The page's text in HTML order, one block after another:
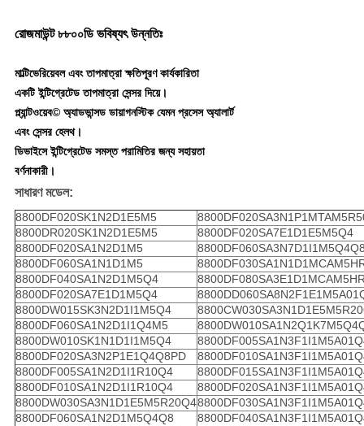
রোজমাউন্ট ৮৮০০ডি ভবিষ্যৎ উন্নতিঃ
মাল্টিভেরিয়েবল এবং তাপমাত্রা ক্ষতিপূরণ কার্যকারিতা
একটি ইন্টিগ্রেটেড তাপমাত্রা সেন্সর দিয়ে।
প্ল্যান্টওয়েব© অ্যাডভান্সড ডায়াগনস্টিক যেমন প্রসেস অ্যালার্ট
এবং সেন্সর হেলথ।
ডিভাইসে ইন্টিগ্রেটেড সমস্ত পরামিতির জন্য সহায়তা
বর্ণনাকারী।
সাধারণ মডেল:
8800DF020SK1N2D1E5M5
8800DR020SK1N2D1E5M5
8800DF020SA7E1D1E5M5Q4
8800DF020SA1N2D1M5
8800DF060SA1N1D1M5
8800DF040SA1N2D1M5Q4
8800DF020SA7E1D1M5Q4
8800DW015SK3N2D1I1M5Q4
8800DF060SA1N2D1I1Q4M5
8800DW010SK1N1D1I1M5Q4
8800DF020SA3N2P1E1Q4Q8PD
8800DF005SA1N2D1I1R10Q4
8800DF010SA1N2D1I1R10Q4
8800DW030SA3N1D1E5M5R20Q4
8800DF060SA1N2D1M5Q4Q8